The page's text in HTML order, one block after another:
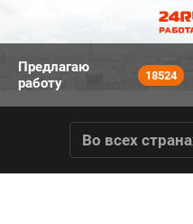
Предлагаю
работу
18524
Во всех